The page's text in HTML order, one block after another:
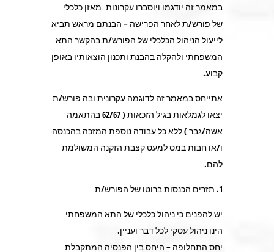
במאמר זה יודגמו ויוסברו עקרונות מאזן כלכלי
של פורש/ת לאחר הפרישה – הבנתם מראש תביא
לייעול הניהול הכלכלי של הפורש/ת בהקשר התא
המשפחתי ולהקלה בהבנת ותכנון הוצאותיו באופן
קבוע.
אתייחס במאמר זה לדוגמה עקרונית ובה פורש/ת
יצאו לגמלאות בגיל הזכאות ( 62/67 בהתאמה
אשה/גבר ) ללא כל עבודה נוספת המזכה בהכנסה
ו/או חבות במס למעט קצבת הזקנה המשולמת
להם.
1. תזרים הכנסות ברוטו של הפורש/ת
יש להפנים כי ניהול כלכלי של התא המשפחתי
הינו ניהול עסקי לכל דבר ועניין.
יחס התחלופה – היחס בין הפנסיה המתקבלת